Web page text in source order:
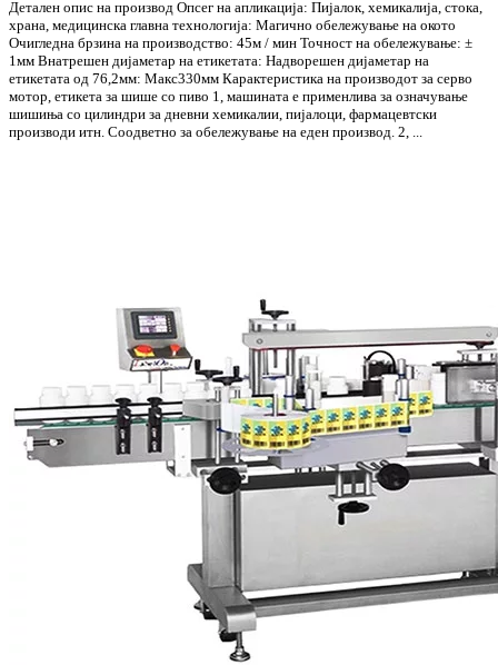
Детален опис на производ Опсег на апликација: Пијалок, хемикалија, стока,
храна, медицинска главна технологија: Магично обележување на окото
Очигледна брзина на производство: 45м / мин Точност на обележување: ±
1мм Внатрешен дијаметар на етикетата: Надворешен дијаметар на
етикетата од 76,2мм: Макс330мм Карактеристика на производот за серво
мотор, етикета за шише со пиво 1, машината е применлива за означување
шишиња со цилиндри за дневни хемикалии, пијалоци, фармацевтски
производи итн. Соодветно за обележување на еден производ. 2, ...